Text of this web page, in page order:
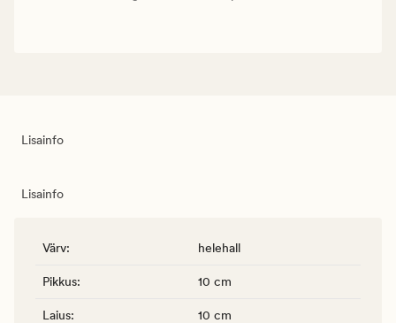
Lisainfo
Lisainfo
Värv: helehall
Pikkus: 10 cm
Laius: 10 cm